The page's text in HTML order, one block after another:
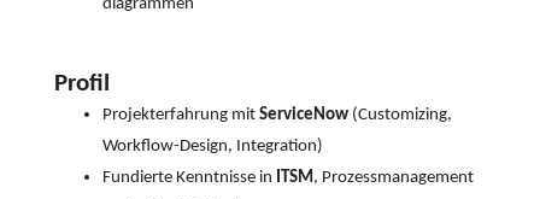
diagrammen
Profil
Projekterfahrung mit ServiceNow (Customizing,
Workflow-Design, Integration)
Fundierte Kenntnisse in ITSM, Prozessmanagement